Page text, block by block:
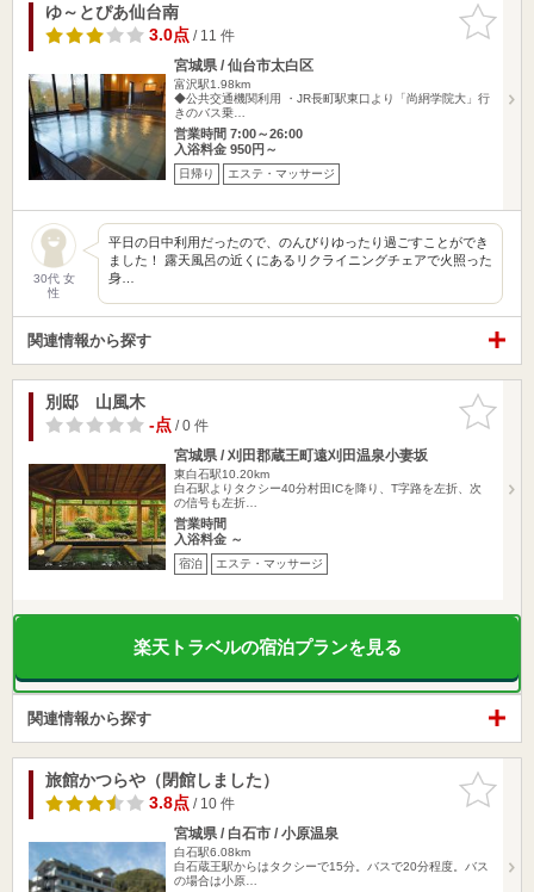
お気に入
りに追加
ゆ～とぴあ仙台南
3.0点/ 11 件
宮城県 / 仙台市太白区
富沢駅1.98km
◆公共交通機関利用 ・JR長町駅東口より「尚絅学院大」行
きのバス乗…
営業時間 7:00～26:00
入浴料金 950円～
日帰り エステ・マッサージ
30代 女
性
平日の日中利用だったので、のんびりゆったり過ごすことができ
ました！ 露天風呂の近くにあるリクライニングチェアで火照った
身…
関連情報から探す
お気に入
りに追加
別邸 山風木
-点/ 0 件
宮城県 / 刈田郡蔵王町遠刈田温泉小妻坂
東白石駅10.20km
白石駅よりタクシー40分村田ICを降り、T字路を左折、次
の信号も左折…
営業時間
入浴料金 ～
宿泊 エステ・マッサージ
楽天トラベルの宿泊プランを見る
関連情報から探す
お気に入
りに追加
旅館かつらや（閉館しました）
3.8点/ 10 件
宮城県 / 白石市 / 小原温泉
白石駅6.08km
白石蔵王駅からはタクシーで15分。バスで20分程度。バス
の場合は小原…